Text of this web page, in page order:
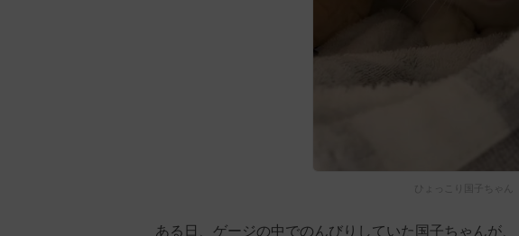
ひょっこり国子ちゃん
ある日、ゲージの中でのんびりしていた国子ちゃんが